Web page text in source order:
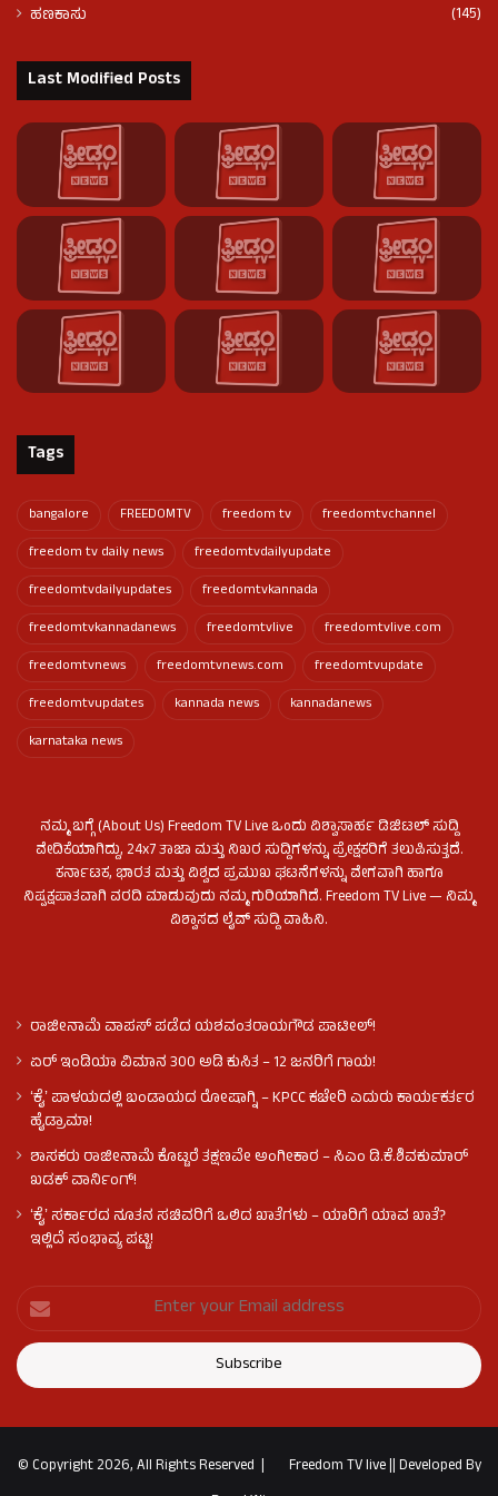
ಹಣಕಾಸು (145)
Last Modified Posts
Tags
bangalore FREEDOMTV freedom tv
freedomtvchannel
freedom tv daily news
freedomtvdailyupdate
freedomtvdailyupdates
freedomtvkannada
freedomtvkannadanews
freedomtvlive
freedomtvlive.com
freedomtvnews
freedomtvnews.com
freedomtvupdate
freedomtvupdates
kannada news
kannadanews
karnataka news
ನಮ್ಮ ಬಗ್ಗೆ (About Us) Freedom TV Live ಒಂದು ವಿಶ್ವಾಸಾರ್ಹ ಡಿಜಿಟಲ್ ಸುದ್ದಿ
ವೇದಿಕೆಯಾಗಿದ್ದು, 24x7 ತಾಜಾ ಮತ್ತು ನಿಖರ ಸುದ್ದಿಗಳನ್ನು ಪ್ರೇಕ್ಷಕರಿಗೆ ತಲುಪಿಸುತ್ತದೆ.
ಕರ್ನಾಟಕ, ಭಾರತ ಮತ್ತು ವಿಶ್ವದ ಪ್ರಮುಖ ಘಟನೆಗಳನ್ನು ವೇಗವಾಗಿ ಹಾಗೂ
ನಿಷ್ಪಕ್ಷಪಾತವಾಗಿ ವರದಿ ಮಾಡುವುದು ನಮ್ಮ ಗುರಿಯಾಗಿದೆ. Freedom TV Live — ನಿಮ್ಮ
ವಿಶ್ವಾಸದ ಲೈವ್ ಸುದ್ದಿ ವಾಹಿನಿ.
ರಾಜೀನಾಮೆ ವಾಪಸ್ ಪಡೆದ ಯಶವಂತರಾಯಗೌಡ ಪಾಟೀಲ್‌!
ಏರ್ ಇಂಡಿಯಾ ವಿಮಾನ 300 ಅಡಿ ಕುಸಿತ – 12 ಜನರಿಗೆ ಗಾಯ!
ʻಕೈʼ​ ಪಾಳಯದಲ್ಲಿ ಬಂಡಾಯದ ರೋಷಾಗ್ನಿ – KPCC ಕಚೇರಿ ಎದುರು ಕಾರ್ಯಕರ್ತರ
ಹೈಡ್ರಾಮಾ!
ಶಾಸಕರು ರಾಜೀನಾಮೆ ಕೊಟ್ಟರೆ ತಕ್ಷಣವೇ ಅಂಗೀಕಾರ – ಸಿಎಂ ಡಿ.ಕೆ.ಶಿವಕುಮಾರ್
ಖಡಕ್ ವಾರ್ನಿಂಗ್!
ʻಕೈʼ ಸರ್ಕಾರದ ನೂತನ ಸಚಿವರಿಗೆ ಒಲಿದ ಖಾತೆಗಳು – ಯಾರಿಗೆ ಯಾವ ಖಾತೆ?
ಇಲ್ಲಿದೆ ಸಂಭಾವ್ಯ ಪಟ್ಟಿ!
© Copyright 2026, All Rights Reserved | Freedom TV live||Developed By